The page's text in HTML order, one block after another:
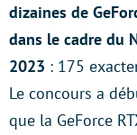
dizaines de
dans le cadre du
2023 : 175
Le concours a
que la GeForce